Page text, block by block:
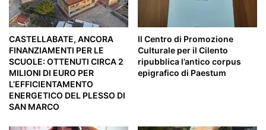
CASTELLABATE, ANCORA
FINANZIAMENTI PER LE
SCUOLE: OTTENUTI CIRCA 2
MILIONI DI EURO PER
L’EFFICIENTAMENTO
ENERGETICO DEL PLESSO DI
SAN MARCO
Il Centro di Promozione
Culturale per il Cilento
ripubblica l’antico corpus
epigrafico di Paestum